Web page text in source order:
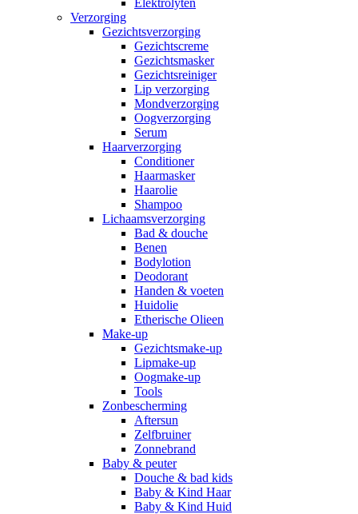
Elektrolyten
Verzorging
Gezichtsverzorging
Gezichtscreme
Gezichtsmasker
Gezichtsreiniger
Lip verzorging
Mondverzorging
Oogverzorging
Serum
Haarverzorging
Conditioner
Haarmasker
Haarolie
Shampoo
Lichaamsverzorging
Bad & douche
Benen
Bodylotion
Deodorant
Handen & voeten
Huidolie
Etherische Olieen
Make-up
Gezichtsmake-up
Lipmake-up
Oogmake-up
Tools
Zonbescherming
Aftersun
Zelfbruiner
Zonnebrand
Baby & peuter
Douche & bad kids
Baby & Kind Haar
Baby & Kind Huid